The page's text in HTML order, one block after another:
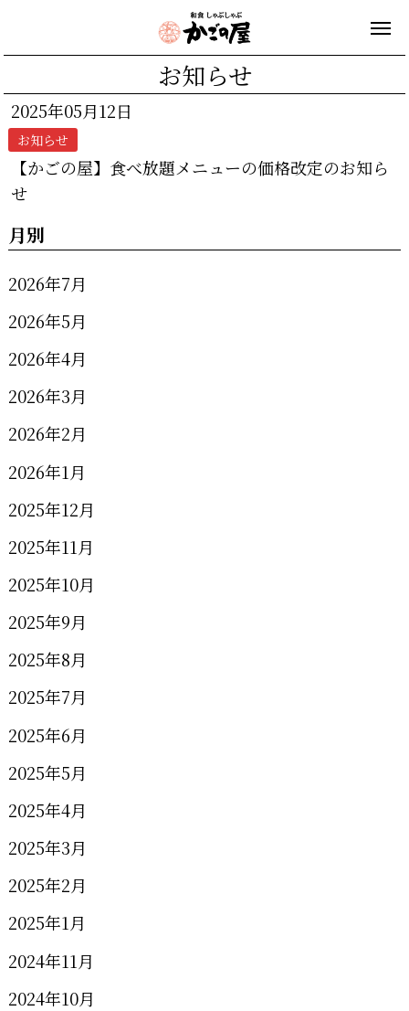
お知らせ
2025年05月12日
お知らせ
【かごの屋】食べ放題メニューの価格改定のお知ら
せ
月別
2026年7月
2026年5月
2026年4月
2026年3月
2026年2月
2026年1月
2025年12月
2025年11月
2025年10月
2025年9月
2025年8月
2025年7月
2025年6月
2025年5月
2025年4月
2025年3月
2025年2月
2025年1月
2024年11月
2024年10月